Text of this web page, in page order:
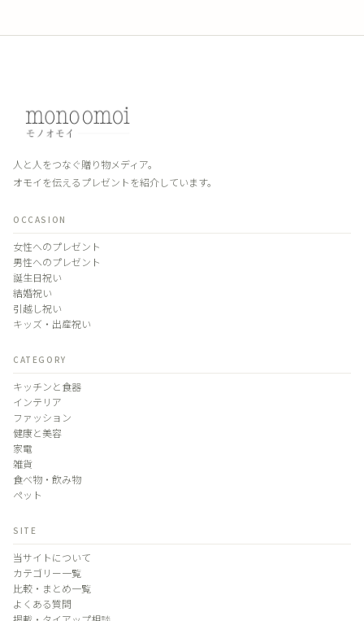
人と人をつなぐ贈り物メディア。
オモイを伝えるプレゼントを紹介しています。
OCCASION
女性へのプレゼント
男性へのプレゼント
誕生日祝い
結婚祝い
引越し祝い
キッズ・出産祝い
CATEGORY
キッチンと食器
インテリア
ファッション
健康と美容
家電
雑貨
食べ物・飲み物
ペット
SITE
当サイトについて
カテゴリー一覧
比較・まとめ一覧
よくある質問